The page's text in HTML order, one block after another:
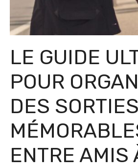
LE GUIDE
POUR
DES SORTIES
ENTRE AMIS